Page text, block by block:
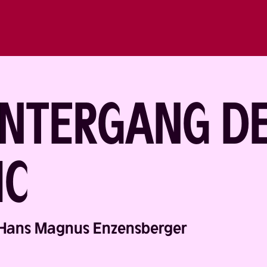
Magnus Enzensberger